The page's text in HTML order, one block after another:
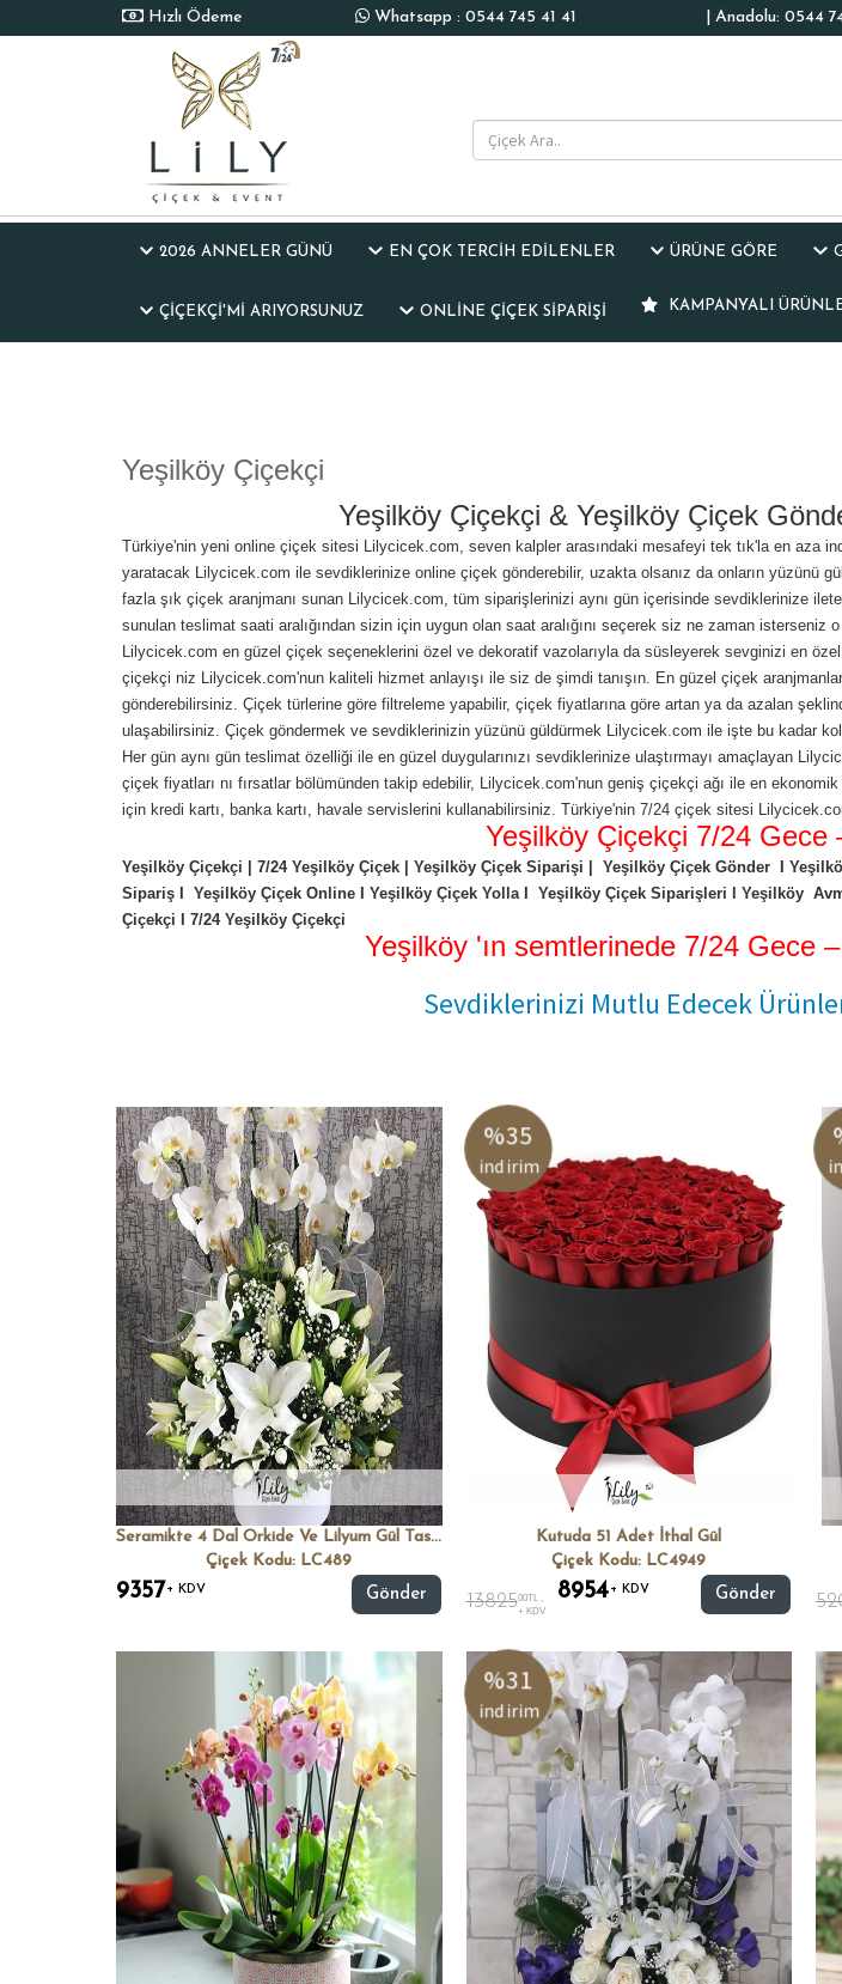
| Anadolu: 0544
Whatsapp : 0544 745 41 41
Hızlı Ödeme
2026 ANNELER GÜNÜ EN ÇOK TERCİH EDİLENLER ÜRÜNE GÖRE
ÇIÇEKÇI'MI ARIYORSUNUZ ONLINE ÇIÇEK SIPARIŞI KAMPANYALI
Yeşilköy Çiçekçi
Yeşilköy Çiçekçi & Yeşilköy Çiçek
Türkiye'nin yeni online çiçek sitesi Lilycicek.com, seven kalpler arasındaki mesafeyi tek tık'la en aza
yaratacak Lilycicek.com ile sevdiklerinize online çiçek gönderebilir, uzakta olsanız da onların yüzünü
fazla şık çiçek aranjmanı sunan Lilycicek.com, tüm siparişlerinizi aynı gün içerisinde sevdiklerinize
sunulan teslimat saati aralığından sizin için uygun olan saat aralığını seçerek siz ne zaman isterseniz
Lilycicek.com en güzel çiçek seçeneklerini özel ve dekoratif vazolarıyla da süsleyerek sevginizi en özel
çiçekçi niz Lilycicek.com'nun kaliteli hizmet anlayışı ile siz de şimdi tanışın. En güzel çiçek
gönderebilirsiniz. Çiçek türlerine göre filtreleme yapabilir, çiçek fiyatlarına göre artan ya da azalan
ulaşabilirsiniz. Çiçek göndermek ve sevdiklerinizin yüzünü güldürmek Lilycicek.com ile işte bu kadar
Her gün aynı gün teslimat özelliği ile en güzel duygularınızı sevdiklerinize ulaştırmayı amaçlayan
çiçek fiyatları nı fırsatlar bölümünden takip edebilir, Lilycicek.com'nun geniş çiçekçi ağı ile en
için kredi kartı, banka kartı, havale servislerini kullanabilirsiniz. Türkiye'nin 7/24 çiçek sitesi
Yeşilköy Çiçekçi 7/24 Gece
Yeşilköy Çiçekçi | 7/24 Yeşilköy Çiçek | Yeşilköy Çiçek Siparişi | Yeşilköy Çiçek Gönder I
Sipariş I Yeşilköy Çiçek Online I Yeşilköy Çiçek Yolla I Yeşilköy Çiçek Siparişleri l Yeşilköy
Çiçekçi I 7/24 Yeşilköy Çiçekçi
Yeşilköy 'ın semtlerinede 7/24 Gece
Sevdiklerinizi Mutlu Edecek
Seramikte 4 Dal Orkide Ve Lilyum Gül Tasarımı
Çiçek Kodu: LC489
9357+ KDV Gönder
%35
indirim
Kutuda 51 Adet İthal Gül
Çiçek Kodu: LC4949
1382500TL ,
+ KDV
8954 + KDV Gönder
%31
indirim